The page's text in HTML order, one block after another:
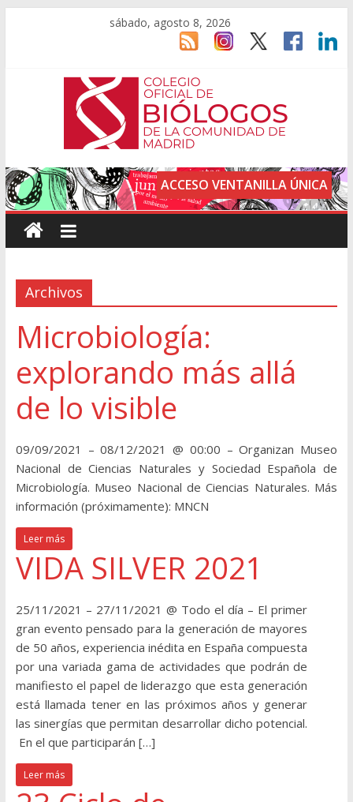
sábado, agosto 8, 2026
ACCESO VENTANILLA ÚNICA
Archivos
Microbiología:
explorando más allá
de lo visible
09/09/2021 – 08/12/2021 @ 00:00 – Organizan Museo
Nacional de Ciencias Naturales y Sociedad Española de
Microbiología. Museo Nacional de Ciencias Naturales. Más
información (próximamente): MNCN
Leer más
VIDA SILVER 2021
25/11/2021 – 27/11/2021 @ Todo el día – El primer
gran evento pensado para la generación de mayores
de 50 años, experiencia inédita en España compuesta
por una variada gama de actividades que podrán de
manifiesto el papel de liderazgo que esta generación
está llamada tener en las próximos años y generar
las sinergías que permitan desarrollar dicho potencial.
En el que participarán […]
Leer más